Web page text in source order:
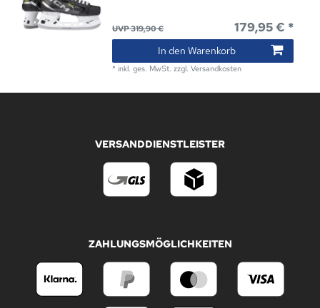
UVP 319,90 € 179,95 € *
In den Warenkorb
*inkl. ges. MwSt. zzgl.Versandkosten
VERSANDDIENSTLEISTER
ZAHLUNGSMÖGLICHKEITEN